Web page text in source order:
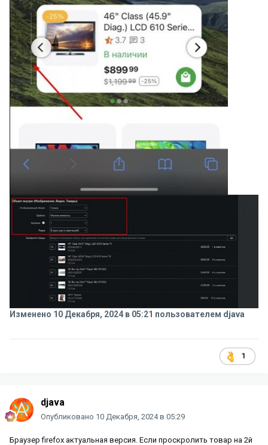
Изменено 10 Декабря, 2024 в 05:21 пользователем djava
1
djava
Опубликовано 10 Декабря, 2024 в 05:29
Браузер firefox актуальная версия. Если проскролить товар на 2й